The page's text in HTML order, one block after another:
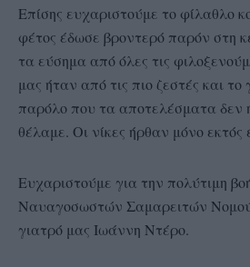
Επίσης ευχαριστούμε το φίλαθλο
φέτος έδωσε βροντερό παρόν στη
τα εύσημα από όλες τις
μας ήταν από τις πιο ζεστές και
παρόλο που τα αποτελέσματα δεν
θέλαμε. Οι νίκες ήρθαν μόνο εκτός
Ευχαριστούμε για την πολύτιμη
Ναυαγοσωστών Σαμαρειτών Νομού
γιατρό μας Ιωάννη Ντέρο.